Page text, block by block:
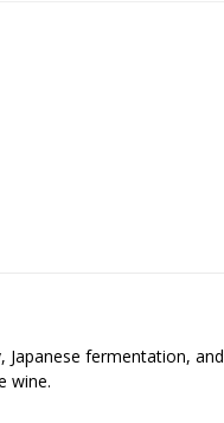
Japanese fermentation, and
wine.